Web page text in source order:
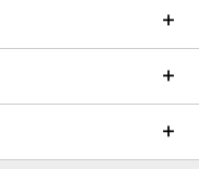
de nuevas